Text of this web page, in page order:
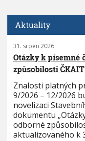
Aktuality
31. srpen 2026
Otázky k písemné
způsobilosti ČKAIT
Znalosti platných
9/2026 – 12/2026
novelizaci
dokumentu
odborné
aktualizovaného k